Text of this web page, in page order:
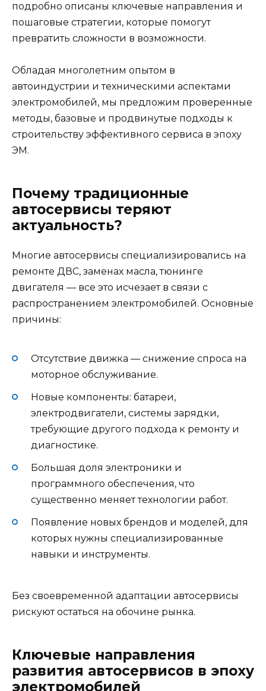
подробно описаны ключевые направления и
пошаговые стратегии, которые помогут
превратить сложности в возможности.
Обладая многолетним опытом в
автоиндустрии и техническими аспектами
электромобилей, мы предложим проверенные
методы, базовые и продвинутые подходы к
строительству эффективного сервиса в эпоху
ЭМ.
Почему традиционные
автосервисы теряют
актуальность?
Многие автосервисы специализировались на
ремонте ДВС, заменах масла, тюнинге
двигателя — все это исчезает в связи с
распространением электромобилей. Основные
причины:
Отсутствие движка — снижение спроса на
моторное обслуживание.
Новые компоненты: батареи,
электродвигатели, системы зарядки,
требующие другого подхода к ремонту и
диагностике.
Большая доля электроники и
программного обеспечения, что
существенно меняет технологии работ.
Появление новых брендов и моделей, для
которых нужны специализированные
навыки и инструменты.
Без своевременной адаптации автосервисы
рискуют остаться на обочине рынка.
Ключевые направления
развития автосервисов в эпоху
электромобилей